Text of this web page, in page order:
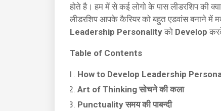
होते है। हम में से कई लोगो के पास लीडरशिप की
लीडरशिप आपके कैरियर को बहुत एडवांस बनाने में
Leadership Personality को Develop
Table of Contents
How to Develop Leadership
Art of Thinking सोचने की कला
Punctuality समय की पाबन्दी